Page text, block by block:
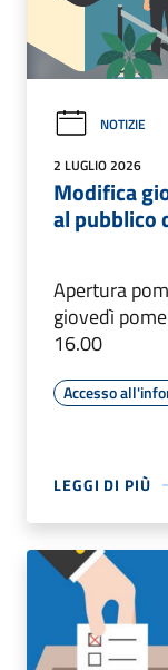
NOTIZIE
2 LUGLIO 2026
Modifica
al pubblico
Apertura
giovedì
16.00
Accesso
LEGGI DI PIÙ